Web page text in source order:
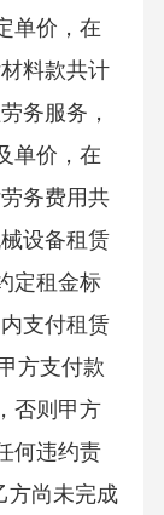
单价，在
料款共计
务服务，
单价，在
务费用共
设备租赁
定租金标
支付租赁
方支付款
否则甲方
何违约责
方尚未完成